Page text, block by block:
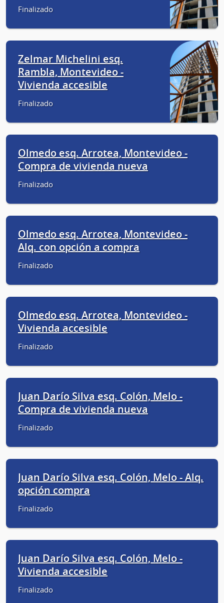
Finalizado
Zelmar Michelini esq.
Rambla, Montevideo -
Vivienda accesible
Finalizado
Olmedo esq. Arrotea, Montevideo -
Compra de vivienda nueva
Finalizado
Olmedo esq. Arrotea, Montevideo -
Alq. con opción a compra
Finalizado
Olmedo esq. Arrotea, Montevideo -
Vivienda accesible
Finalizado
Juan Darío Silva esq. Colón, Melo -
Compra de vivienda nueva
Finalizado
Juan Darío Silva esq. Colón, Melo - Alq.
opción compra
Finalizado
Juan Darío Silva esq. Colón, Melo -
Vivienda accesible
Finalizado